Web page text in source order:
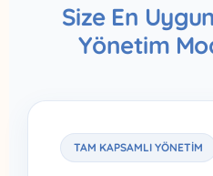
Size En
Yönetim
TAM KAPSAMLI YÖNETIM